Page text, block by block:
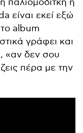
παλιομοδίτκη ή
είναι εκεί εξώ
album
γράφει και
«αν δεν σου
πέρα με την